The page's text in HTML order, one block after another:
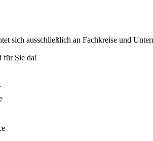
sich ausschließlich an Fachkreise und
für Sie da!